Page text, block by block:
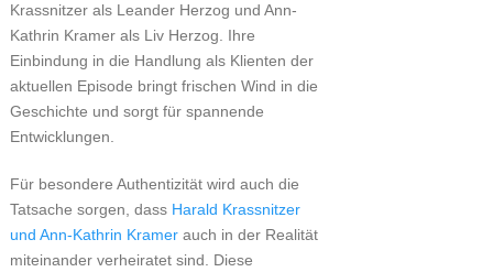
Krassnitzer als Leander Herzog und Ann-
Kathrin Kramer als Liv Herzog. Ihre
Einbindung in die Handlung als Klienten der
aktuellen Episode bringt frischen Wind in die
Geschichte und sorgt für spannende
Entwicklungen.
Für besondere Authentizität wird auch die
Tatsache sorgen, dass Harald Krassnitzer
und Ann-Kathrin Kramerauch in der Realität
miteinander verheiratet sind. Diese